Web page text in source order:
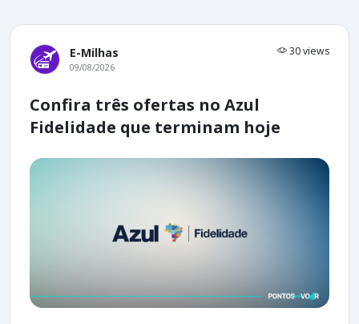
E-Milhas 30 views
09/08/2026
Confira três ofertas no Azul
Fidelidade que terminam hoje